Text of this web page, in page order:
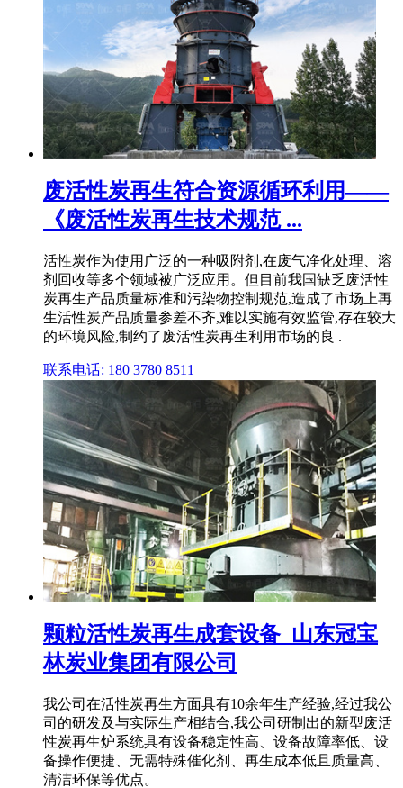
废活性炭再生符合资源循环利用——
《废活性炭再生技术规范 ...
活性炭作为使用广泛的一种吸附剂,在废气净化处理、溶
剂回收等多个领域被广泛应用。但目前我国缺乏废活性
炭再生产品质量标准和污染物控制规范,造成了市场上再
生活性炭产品质量参差不齐,难以实施有效监管,存在较大
的环境风险,制约了废活性炭再生利用市场的良 .
联系电话: 180 3780 8511
颗粒活性炭再生成套设备_山东冠宝
林炭业集团有限公司
我公司在活性炭再生方面具有10余年生产经验,经过我公
司的研发及与实际生产相结合,我公司研制出的新型废活
性炭再生炉系统具有设备稳定性高、设备故障率低、设
备操作便捷、无需特殊催化剂、再生成本低且质量高、
清洁环保等优点。